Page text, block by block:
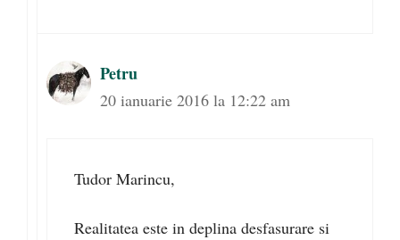
Petru
20 ianuarie 2016 la 12:22 am
Tudor Marincu,
Realitatea este in deplina desfasurare si